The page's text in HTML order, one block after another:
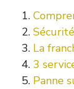
La
3
Panne